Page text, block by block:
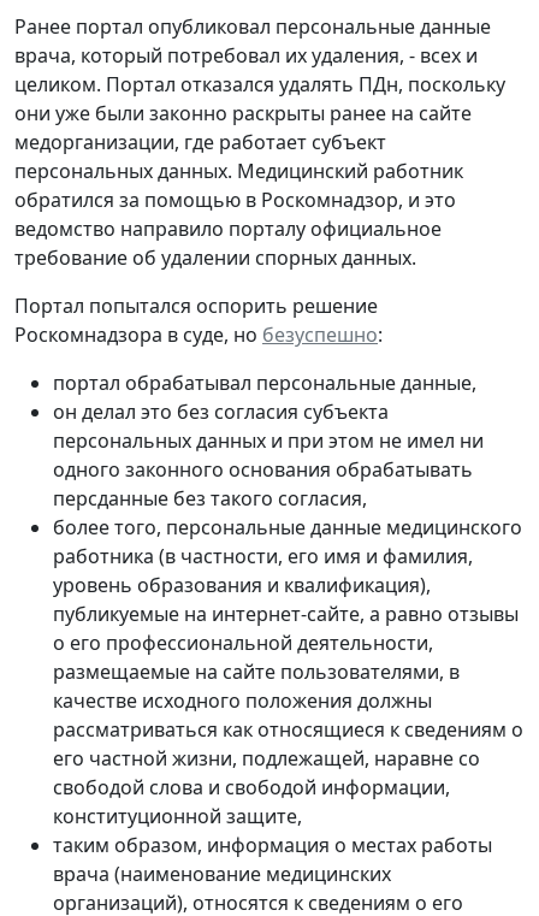
Ранее портал опубликовал персональные данные
врача, который потребовал их удаления, - всех и
целиком. Портал отказался удалять ПДн, поскольку
они уже были законно раскрыты ранее на сайте
медорганизации, где работает субъект
персональных данных. Медицинский работник
обратился за помощью в Роскомнадзор, и это
ведомство направило порталу официальное
требование об удалении спорных данных.
Портал попытался оспорить решение
Роскомнадзора в суде, но безуспешно:
портал обрабатывал персональные данные,
он делал это без согласия субъекта
персональных данных и при этом не имел ни
одного законного основания обрабатывать
персданные без такого согласия,
более того, персональные данные медицинского
работника (в частности, его имя и фамилия,
уровень образования и квалификация),
публикуемые на интернет-сайте, а равно отзывы
о его профессиональной деятельности,
размещаемые на сайте пользователями, в
качестве исходного положения должны
рассматриваться как относящиеся к сведениям о
его частной жизни, подлежащей, наравне со
свободой слова и свободой информации,
конституционной защите,
таким образом, информация о местах работы
врача (наименование медицинских
организаций), относятся к сведениям о его